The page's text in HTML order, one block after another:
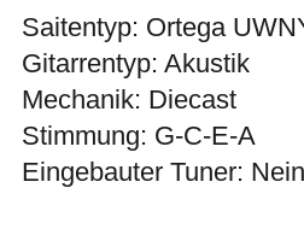
Saitentyp: Ortega
Gitarrentyp: Akustik
Mechanik: Diecast
Stimmung: G-C-E-A
Eingebauter Tuner: Nein